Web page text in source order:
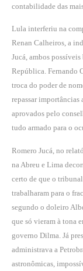
contabilidade das
Lula interferiu na
Renan Calheiros, a
Jucá, ambos
República. Fernando
troca do poder de
repassar importâncias
aprovados pelo
tudo armado para o
Romero Jucá, no
na Abreu e Lima
certo de que o
trabalharam para o
segundo o doleiro
que só vieram à tona
governo Dilma. Já
administrava a
astronômicas,